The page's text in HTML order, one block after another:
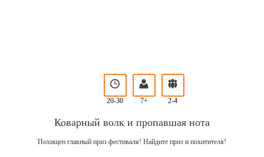
20-30 7+ 2-4
Коварный волк и пропавшая нота
Похищен главный приз фестиваля! Найдите приз и похитителя!